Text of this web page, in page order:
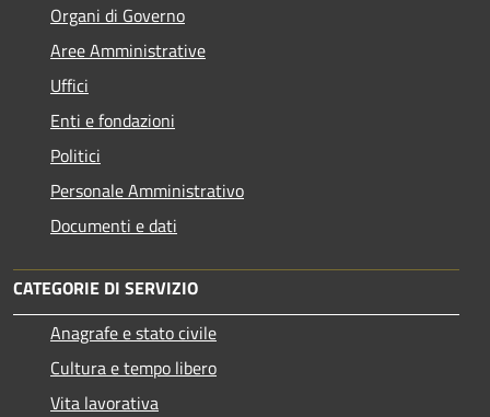
Organi di Governo
Aree Amministrative
Uffici
Enti e fondazioni
Politici
Personale Amministrativo
Documenti e dati
CATEGORIE DI SERVIZIO
Anagrafe e stato civile
Cultura e tempo libero
Vita lavorativa